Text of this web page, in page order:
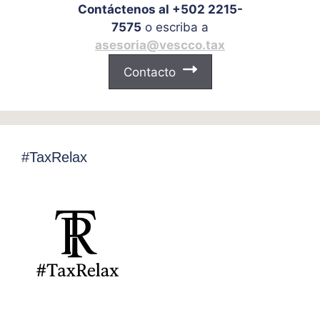
Contáctenos al +502 2215-
7575 o escriba a
asesoria@vescco.tax
Contacto
#TaxRelax